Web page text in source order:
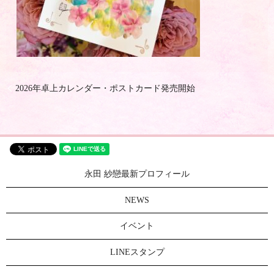
2026年卓上カレンダー・ポストカード発売開始
永田 紗戀最新プロフィール
NEWS
イベント
LINEスタンプ